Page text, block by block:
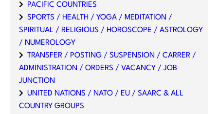
PACIFIC COUNTRIES
SPORTS / HEALTH / YOGA / MEDITATION /
SPIRITUAL / RELIGIOUS / HOROSCOPE / ASTROLOGY
/ NUMEROLOGY
TRANSFER / POSTING / SUSPENSION / CARRER /
ADMINISTRATION / ORDERS / VACANCY / JOB
JUNCTION
UNITED NATIONS / NATO / EU / SAARC & ALL
COUNTRY GROUPS